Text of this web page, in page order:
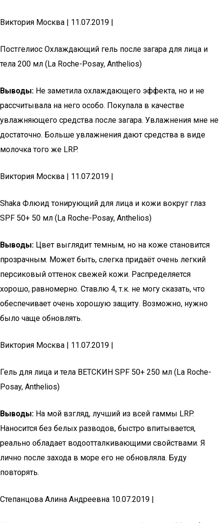
Виктория Москва | 11.07.2019 |
Постгелиос Охлаждающий гель после загара для лица и
тела 200 мл (La Roche-Posay, Anthelios)
Выводы: Не заметила охлаждающего эффекта, но и не
рассчитывала на него особо. Покупала в качестве
увлажняющего средства после загара. Увлажнения мне не
достаточно. Больше увлажнения дают средства в виде
молочка того же LRP.
Виктория Москва | 11.07.2019 |
Shaka Флюид тонирующий для лица и кожи вокруг глаз
SPF 50+ 50 мл (La Roche-Posay, Anthelios)
Выводы: Цвет выглядит темным, но на коже становится
прозрачным. Может быть, слегка придаёт очень легкий
персиковый оттенок свежей кожи. Распределяется
хорошо, равномерно. Ставлю 4, т.к. не могу сказать, что
обеспечивает очень хорошую защиту. Возможно, нужно
было чаще обновлять.
Виктория Москва | 11.07.2019 |
Гель для лица и тела ВЕТСКИН SPF 50+ 250 мл (La Roche-
Posay, Anthelios)
Выводы: На мой взгляд, лучший из всей гаммы LRP.
Наносится без белых разводов, быстро впитывается,
реально обладает водоотталкивающими свойствами. Я
лично после захода в море его не обновляла. Буду
повторять.
Степанцова Алина Андреевна 10.07.2019 |